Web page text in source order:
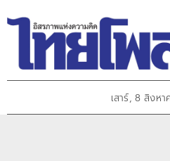
เสาร์, 8 สิงห